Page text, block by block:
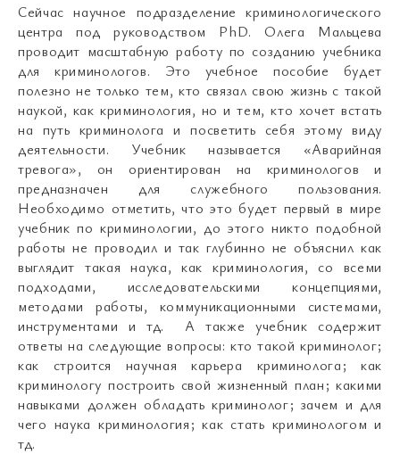
Сейчас научное подразделение криминологического
центра под руководством PhD. Олега Мальцева
проводит масштабную работу по созданию учебника
для криминологов. Это учебное пособие будет
полезно не только тем, кто связал свою жизнь с такой
наукой, как криминология, но и тем, кто хочет встать
на путь криминолога и посветить себя этому виду
деятельности. Учебник называется «Аварийная
тревога», он ориентирован на криминологов и
предназначен для служебного пользования.
Необходимо отметить, что это будет первый в мире
учебник по криминологии, до этого никто подобной
работы не проводил и так глубинно не объяснил как
выглядит такая наука, как криминология, со всеми
подходами, исследовательскими концепциями,
методами работы, коммуникационными системами,
инструментами и тд. А также учебник содержит
ответы на следующие вопросы: кто такой криминолог;
как строится научная карьера криминолога; как
криминологу построить свой жизненный план; какими
навыками должен обладать криминолог; зачем и для
чего наука криминология; как стать криминологом и
тд.